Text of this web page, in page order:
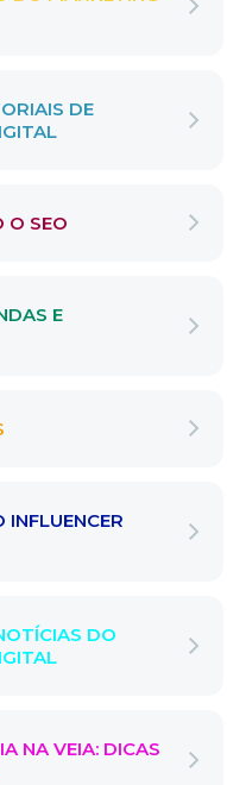
DE
O SEO
E
DO
NA VEIA: DICAS